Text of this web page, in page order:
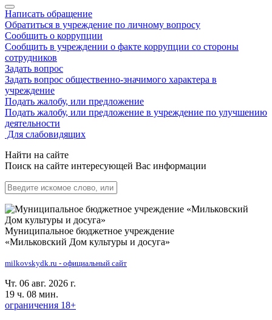
Написать обращение
Обратиться в учреждение по личному вопросу
Сообщить о коррупции
Сообщить в учреждении о факте коррупции со стороны
сотрудников
Задать вопрос
Задать вопрос общественно-значимого характера в
учреждение
Подать жалобу, или предложение
Подать жалобу, или предложение в учреждение по улучшению
деятельности
Для слабовидящих
Найти на сайте
Поиск на сайте интересующей Вас информации
Муниципальное бюджетное учреждение
«Мильковский Дом культуры и досуга»
milkovskydk.ru - официальный сайт
Чт. 06 авг. 2026 г.
19 ч. 08 мин.
ограничения 18+